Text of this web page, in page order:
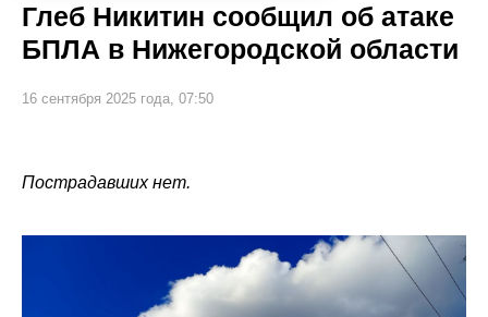
Глеб Никитин сообщил об атаке
БПЛА в Нижегородской области
16 сентября 2025 года, 07:50
Пострадавших нет.